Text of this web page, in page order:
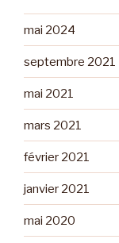
mai 2024
septembre 2021
mai 2021
mars 2021
février 2021
janvier 2021
mai 2020